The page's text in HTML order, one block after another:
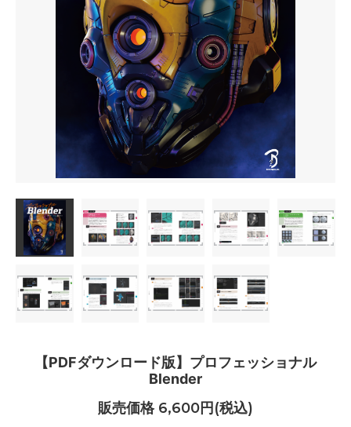
【PDFダウンロード版】プロフェッショナル
Blender
販売価格 6,600円(税込)